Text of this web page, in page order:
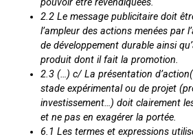
2.2 Le message publicitaire doit
l’ampleur des actions menées par
de développement durable ainsi
produit dont il fait la promotion.
2.3 (…) c/ La présentation
stade expérimental ou de projet
investissement…) doit clairement
et ne pas en exagérer la portée.
6.1 Les termes et expressions